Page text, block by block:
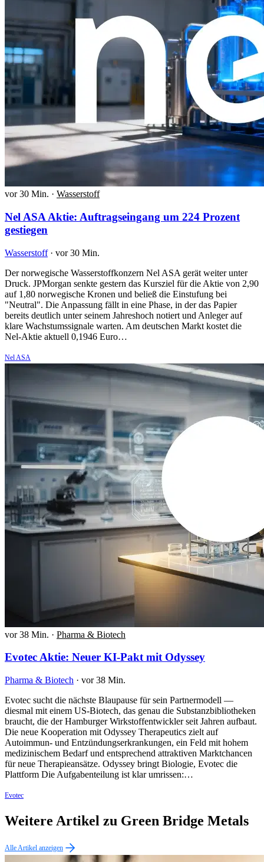
vor 30 Min. · Wasserstoff
Nel ASA Aktie: Auftragseingang um 224 Prozent
gestiegen
Wasserstoff · vor 30 Min.
Der norwegische Wasserstoffkonzern Nel ASA gerät weiter unter
Druck. JPMorgan senkte gestern das Kursziel für die Aktie von 2,90
auf 1,80 norwegische Kronen und beließ die Einstufung bei
"Neutral". Die Anpassung fällt in eine Phase, in der das Papier
bereits deutlich unter seinem Jahreshoch notiert und Anleger auf
klare Wachstumssignale warten. Am deutschen Markt kostet die
Nel-Aktie aktuell 0,1946 Euro…
Nel ASA
vor 38 Min. · Pharma & Biotech
Evotec Aktie: Neuer KI-Pakt mit Odyssey
Pharma & Biotech · vor 38 Min.
Evotec sucht die nächste Blaupause für sein Partnermodell —
diesmal mit einem US-Biotech, das genau die Substanzbibliotheken
braucht, die der Hamburger Wirkstoffentwickler seit Jahren aufbaut.
Die neue Kooperation mit Odyssey Therapeutics zielt auf
Autoimmun- und Entzündungserkrankungen, ein Feld mit hohem
medizinischem Bedarf und entsprechend attraktiven Marktchancen
für neue Therapieansätze. Odyssey bringt Biologie, Evotec die
Plattform Die Aufgabenteilung ist klar umrissen:…
Evotec
Weitere Artikel zu Green Bridge Metals
Alle Artikel anzeigen